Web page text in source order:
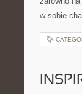
w sobie